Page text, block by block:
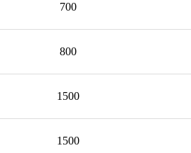
700
800
1500
1500